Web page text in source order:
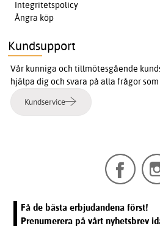
Integritetspolicy
Ångra köp
Kundsupport
Vår kunniga och tillmötesgående
hjälpa dig och svara på alla frågor
Kundservice
Få de bästa erbjudandena först!
Prenumerera på vårt nyhetsbrev